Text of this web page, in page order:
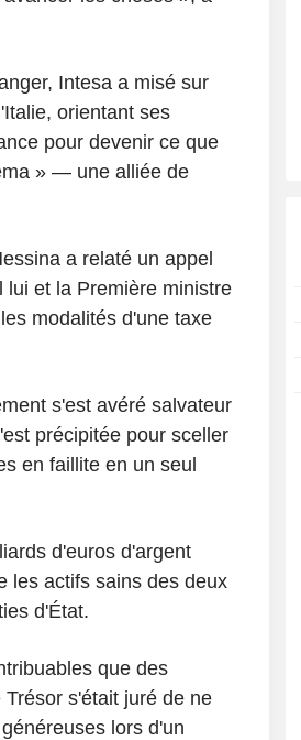
Intesa a misé sur
orientant ses
pour devenir ce que
» — une alliée de
a relaté un appel
et la Première ministre
modalités d'une taxe
s'est avéré salvateur
précipitée pour sceller
en faillite en un seul
d'euros d'argent
les actifs sains des deux
d'État.
que des
s'était juré de ne
lors d'un